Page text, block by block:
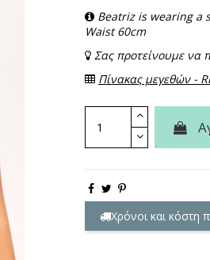
Beatriz is wearing a
Waist 60cm
Σας προτείνουμε να
Πίνακας μεγεθών -
Χρόνοι και κόστη